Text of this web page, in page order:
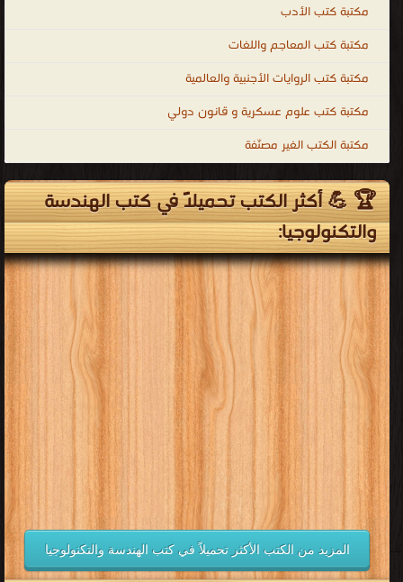
مكتبة كتب الأدب
مكتبة كتب المعاجم واللغات
مكتبة كتب الروايات الأجنبية والعالمية
مكتبة كتب علوم عسكرية و قانون دولي
مكتبة الكتب الغير مصنّفة
🏆 💪 أكثر الكتب تحميلاً في كتب الهندسة
والتكنولوجيا:
المزيد من الكتب الأكثر تحميلاً في كتب الهندسة والتكنولوجيا